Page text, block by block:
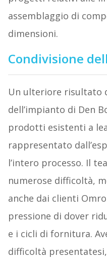
assemblaggio di
dimensioni.
Condivisione
Un ulteriore risultato
dell’impianto di Den
prodotti esistenti a
rappresentato
l’intero processo. Il
numerose difficoltà,
anche dai clienti
pressione di dover
e i cicli di fornitura.
difficoltà